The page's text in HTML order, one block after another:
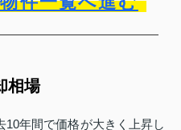
相場
年間で価格が大きく上昇し